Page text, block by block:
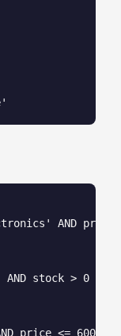
AND price
AND stock > 0